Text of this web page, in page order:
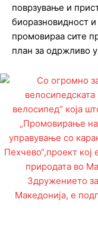
поврзување и
биоразновидност
промовираа сите
план за одржливо